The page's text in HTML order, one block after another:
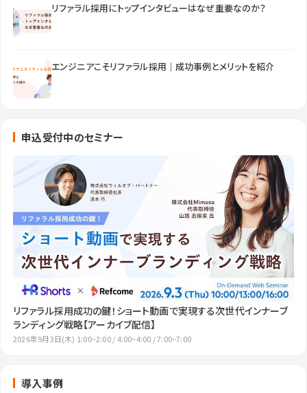
リファラル採用にトップインタビューはなぜ重要なのか？
エンジニアこそリファラル採用｜成功事例とメリットを紹介
申込受付中のセミナー
リファラル採用成功の鍵！ショート動画で実現する次世代インナーブ
ランディング戦略【アーカイブ配信】
2026年9月3日(木) 1:00~2:00 / 4:00~4:00 / 7:00~7:00
導入事例